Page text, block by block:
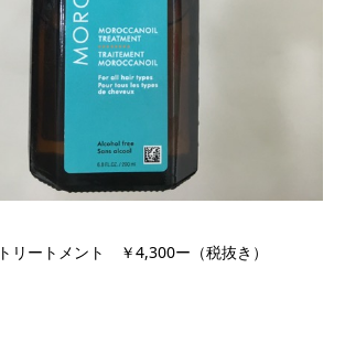
リートメント ￥4,300ー（税抜き）